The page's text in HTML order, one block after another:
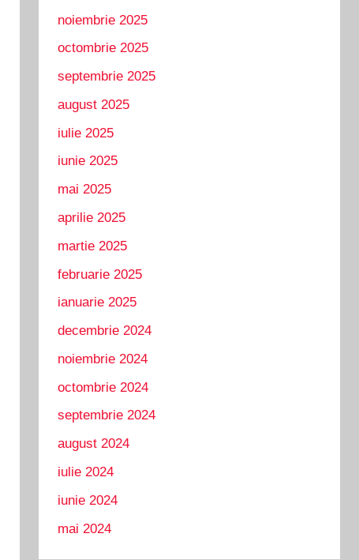
noiembrie 2025
octombrie 2025
septembrie 2025
august 2025
iulie 2025
iunie 2025
mai 2025
aprilie 2025
martie 2025
februarie 2025
ianuarie 2025
decembrie 2024
noiembrie 2024
octombrie 2024
septembrie 2024
august 2024
iulie 2024
iunie 2024
mai 2024